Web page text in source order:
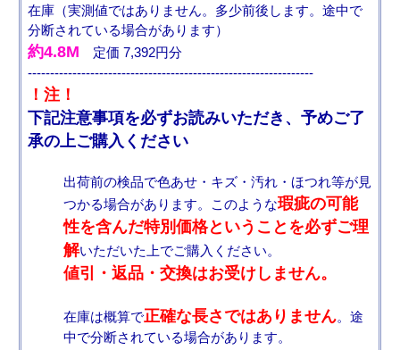
在庫（実測値ではありません。多少前後します。途中で
分断されている場合があります）
約4.8M 定価 7,392円分
----------------------------------------------------------------
！注！
下記注意事項を必ずお読みいただき、予めご了
承の上ご購入ください
出荷前の検品で色あせ・キズ・汚れ・ほつれ等が見
つかる場合があります。このような瑕疵の可能
性を含んだ特別価格ということを必ずご理
解いただいた上でご購入ください。
値引・返品・交換はお受けしません。
在庫は概算で正確な長さではありません。途
中で分断されている場合があります。